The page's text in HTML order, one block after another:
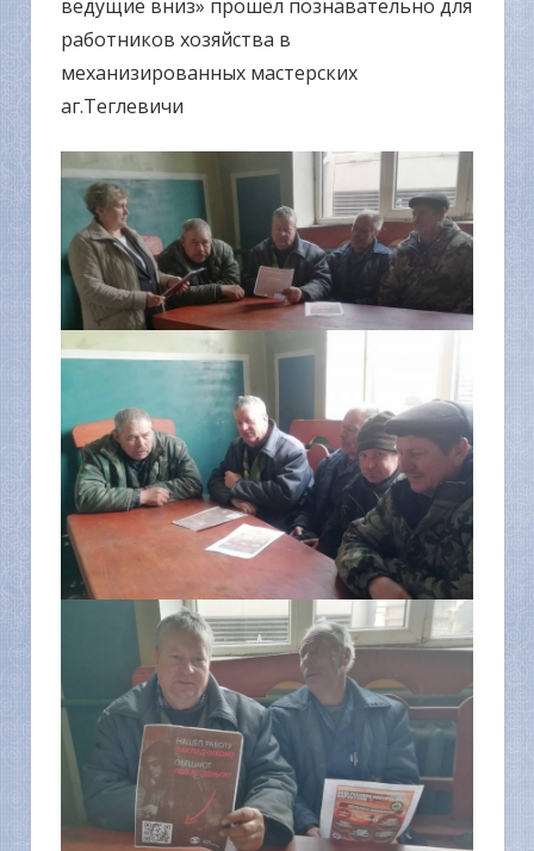
ведущие вниз» прошел познавательно для
работников хозяйства в
механизированных мастерских
аг.Теглевичи